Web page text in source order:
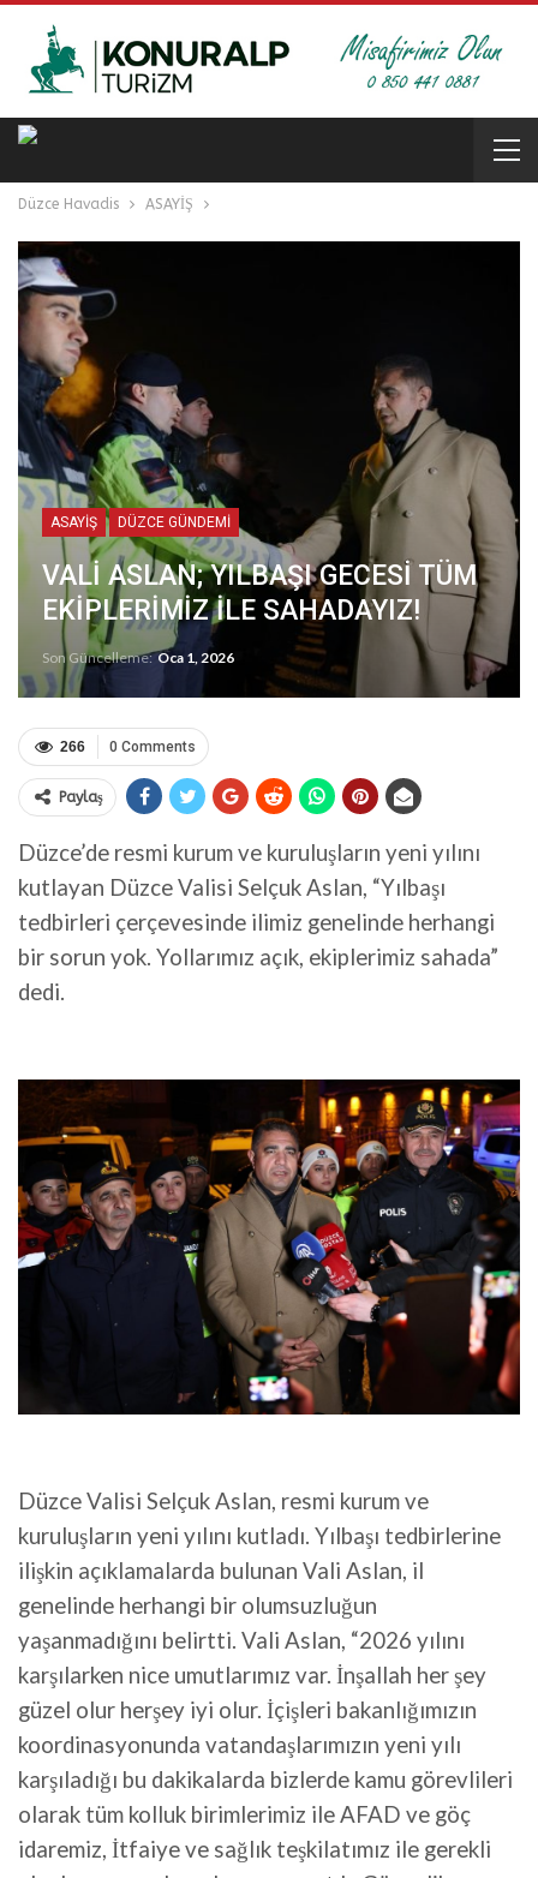
Düzce Havadis ASAYİŞ
ASAYİŞ DÜZCE GÜNDEMİ
VALİ ASLAN; YILBAŞI GECESİ TÜM
EKİPLERİMİZ İLE SAHADAYIZ!
Son Güncelleme:Oca 1, 2026
0 Comments
266
Paylaş
Düzce’de resmi kurum ve kuruluşların yeni yılını
kutlayan Düzce Valisi Selçuk Aslan, “Yılbaşı
tedbirleri çerçevesinde ilimiz genelinde herhangi
bir sorun yok. Yollarımız açık, ekiplerimiz sahada”
dedi.
Düzce Valisi Selçuk Aslan, resmi kurum ve
kuruluşların yeni yılını kutladı. Yılbaşı tedbirlerine
ilişkin açıklamalarda bulunan Vali Aslan, il
genelinde herhangi bir olumsuzluğun
yaşanmadığını belirtti. Vali Aslan, “2026 yılını
karşılarken nice umutlarımız var. İnşallah her şey
güzel olur herşey iyi olur. İçişleri bakanlığımızın
koordinasyonunda vatandaşlarımızın yeni yılı
karşıladığı bu dakikalarda bizlerde kamu görevlileri
olarak tüm kolluk birimlerimiz ile AFAD ve göç
idaremiz, İtfaiye ve sağlık teşkilatımız ile gerekli